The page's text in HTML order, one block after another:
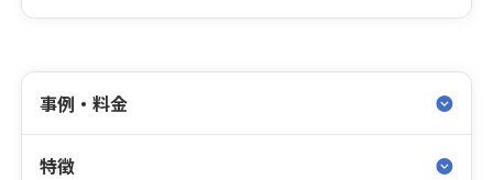
事例・料金
特徴